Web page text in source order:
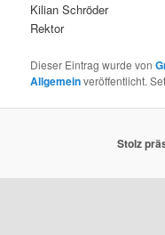
Kilian Schröder
Rektor
Dieser Eintrag wurde von
Allgemeinveröffentlicht.
Stolz